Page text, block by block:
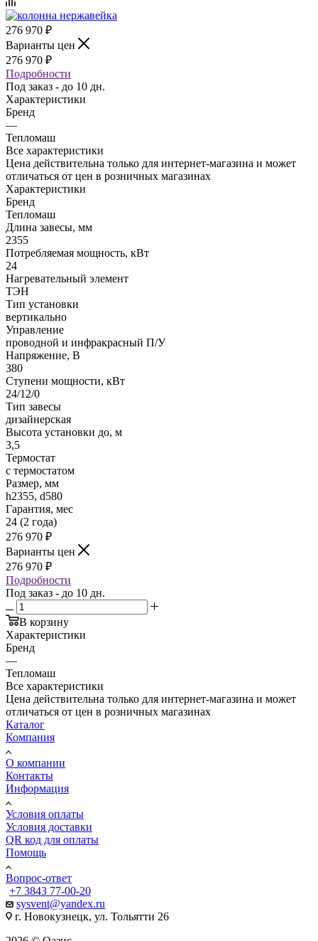
276 970 ₽
Варианты цен
276 970 ₽
Подробности
Под заказ - до 10 дн.
Характеристики
Бренд
—
Тепломаш
Все характеристики
Цена действительна только для интернет-магазина и может
отличаться от цен в розничных магазинах
Характеристики
Бренд
Тепломаш
Длина завесы, мм
2355
Потребляемая мощность, кВт
24
Нагревательный элемент
ТЭН
Тип установки
вертикально
Управление
проводной и инфракрасный П/У
Напряжение, В
380
Ступени мощности, кВт
24/12/0
Тип завесы
дизайнерская
Высота установки до, м
3,5
Термостат
с термостатом
Размер, мм
h2355, d580
Гарантия, мес
24 (2 года)
276 970 ₽
Варианты цен
276 970 ₽
Подробности
Под заказ - до 10 дн.
В корзину
Характеристики
Бренд
—
Тепломаш
Все характеристики
Цена действительна только для интернет-магазина и может
отличаться от цен в розничных магазинах
Каталог
Компания
О компании
Контакты
Информация
Условия оплаты
Условия доставки
QR код для оплаты
Помощь
Вопрос-ответ
+7 3843 77-00-20
sysvent@yandex.ru
г. Новокузнецк, ул. Тольятти 26